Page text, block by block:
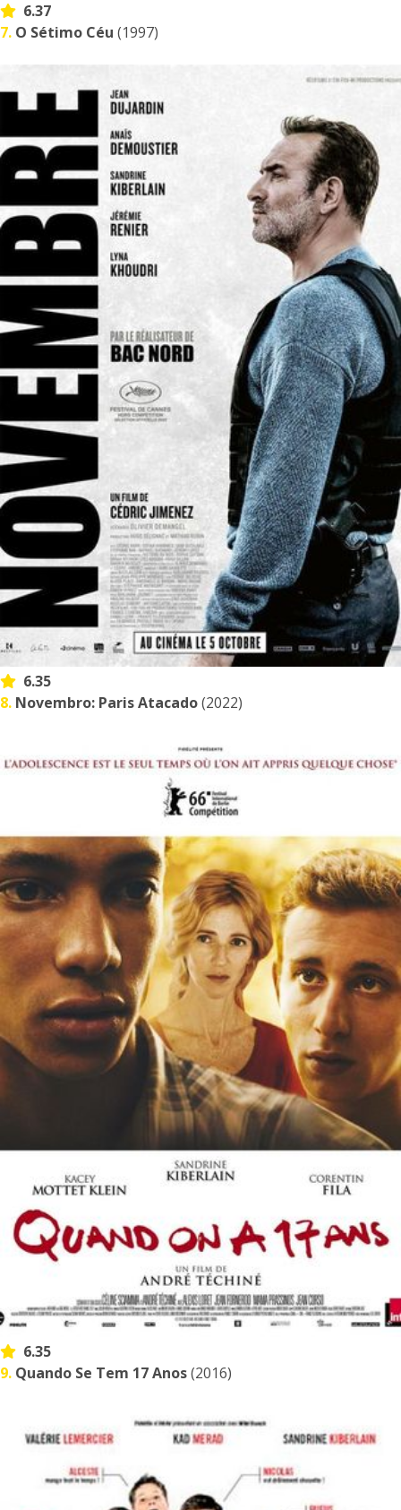
6.37
7. O Sétimo Céu (1997)
6.35
8. Novembro: Paris Atacado(2022)
6.35
9. Quando Se Tem 17 Anos(2016)